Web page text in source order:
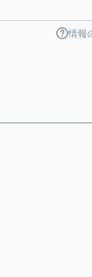
情報